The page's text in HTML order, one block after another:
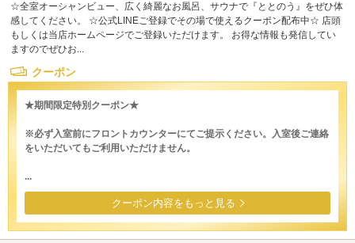
☆全室オーシャンビュー、広く綺麗なお風呂、サウナで『ととのう』をぜひ体
感してください。 ☆公式LINEご登録でその場で使えるクーポン配布中☆ 店頭
もしくは当店ホームページでご登録いただけます。 お得な情報も発信してい
ますのでぜひお...
クーポン
★期間限定特別クーポン★
※必ず入室前にフロントカウンターにてご提示ください。入室後ご連絡
をいただいてもご利用いただけません。
...
クーポン内容をもっと見る